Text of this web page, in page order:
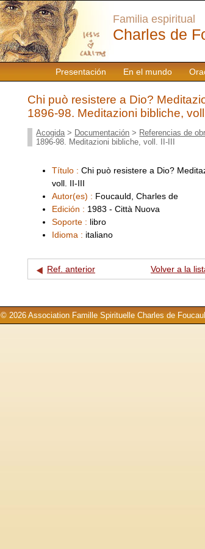
Presentación En el mundo
Familia espiritual
Charles de
Chi può resistere a Dio?
1896-98. Meditazioni bibliche,
Acogida > Documentación > Referencias de
1896-98. Meditazioni bibliche, voll. II-III
Título : Chi può resistere a Dio?
voll. II-III
Autor(es) : Foucauld, Charles de
Edición : 1983 - Città Nuova
Soporte : libro
Idioma : italiano
Ref. anterior Volver a la
© 2026 Association Famille Spirituelle Charles de